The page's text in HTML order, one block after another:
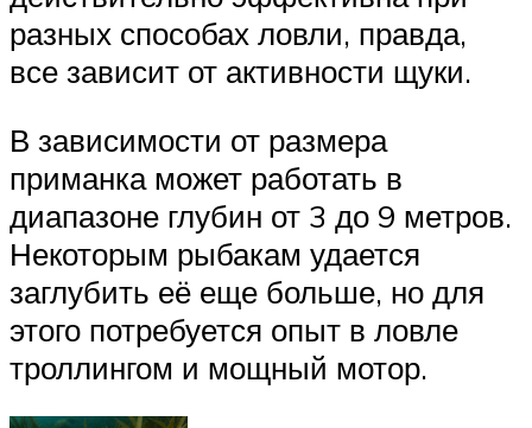
разных способах ловли, правда,
все зависит от активности щуки.
В зависимости от размера
приманка может работать в
диапазоне глубин от 3 до 9 метров.
Некоторым рыбакам удается
заглубить её еще больше, но для
этого потребуется опыт в ловле
троллингом и мощный мотор.